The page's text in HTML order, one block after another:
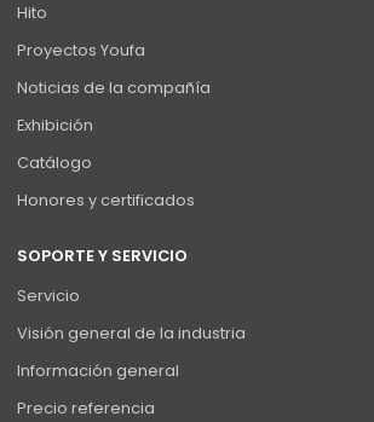
Hito
Proyectos Youfa
Noticias de la compañía
Exhibición
Catálogo
Honores y certificados
SOPORTE Y SERVICIO
Servicio
Visión general de la industria
Información general
Precio referencia